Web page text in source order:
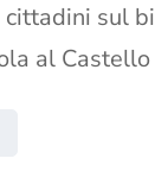
sul
al